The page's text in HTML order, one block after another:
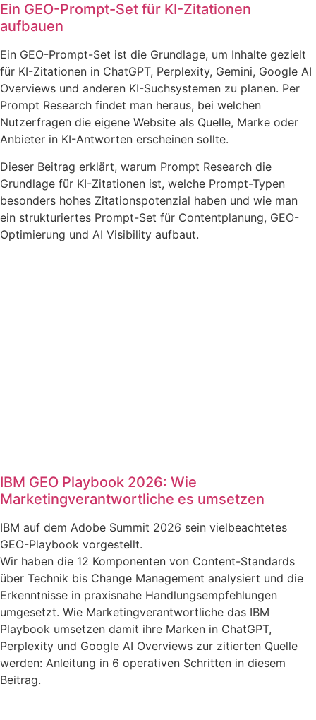
Ein GEO-Prompt-Set für KI-Zitationen
aufbauen
Ein GEO-Prompt-Set ist die Grundlage, um Inhalte gezielt
für KI-Zitationen in ChatGPT, Perplexity, Gemini, Google AI
Overviews und anderen KI-Suchsystemen zu planen. Per
Prompt Research findet man heraus, bei welchen
Nutzerfragen die eigene Website als Quelle, Marke oder
Anbieter in KI-Antworten erscheinen sollte.
Dieser Beitrag erklärt, warum Prompt Research die
Grundlage für KI-Zitationen ist, welche Prompt-Typen
besonders hohes Zitationspotenzial haben und wie man
ein strukturiertes Prompt-Set für Contentplanung, GEO-
Optimierung und AI Visibility aufbaut.
IBM GEO Playbook 2026: Wie
Marketingverantwortliche es umsetzen
IBM auf dem Adobe Summit 2026 sein vielbeachtetes
GEO-Playbook vorgestellt.
Wir haben die 12 Komponenten von Content-Standards
über Technik bis Change Management analysiert und die
Erkenntnisse in praxisnahe Handlungsempfehlungen
umgesetzt. Wie Marketingverantwortliche das IBM
Playbook umsetzen damit ihre Marken in ChatGPT,
Perplexity und Google AI Overviews zur zitierten Quelle
werden: Anleitung in 6 operativen Schritten in diesem
Beitrag.